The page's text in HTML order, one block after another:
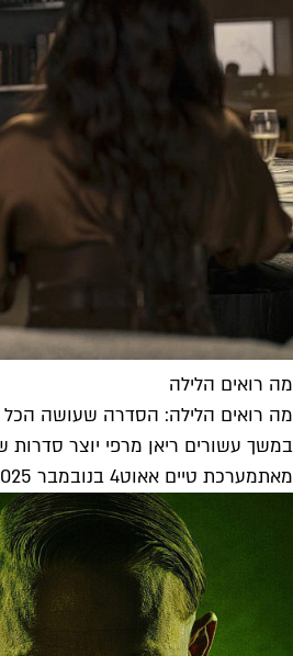
מה רואים הלילה
מה רואים הלילה: הסדרה שעושה הכל
במשך עשורים ריאן מרפי יוצר
מאתמערכת טיים אאוט4 בנובמבר 2025